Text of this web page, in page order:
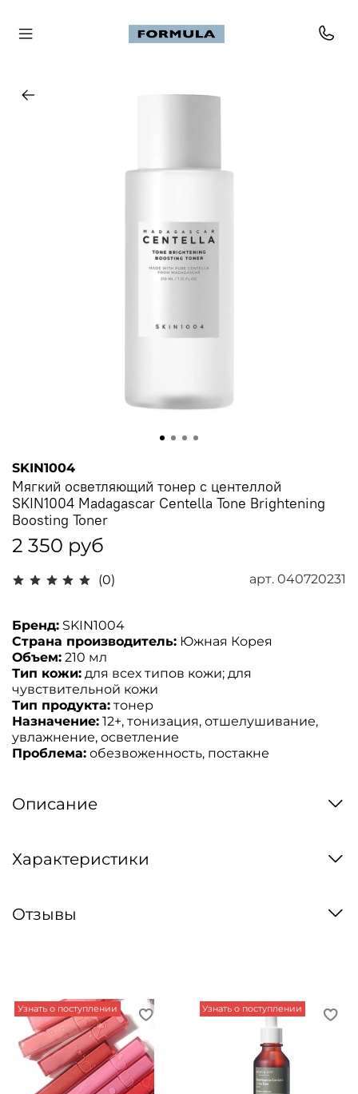
(0) арт. 040720231
SKIN1004
Мягкий осветляющий тонер с центеллой
SKIN1004 Madagascar Centella Tone Brightening
Boosting Toner
2 350 руб
Бренд: SKIN1004
Страна производитель: Южная Корея
Объем: 210 мл
Тип кожи: для всех типов кожи; для
чувствительной кожи
Тип продукта: тонер
Назначение: 12+, тонизация, отшелушивание,
увлажнение, осветление
Проблема: обезвоженность, постакне
Описание
Характеристики
Отзывы
Узнать о поступлении Узнать о поступлении